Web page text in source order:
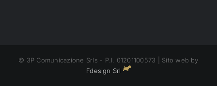
© 3P Comunicazione Srls - P.I. 01201100573 | Sito web by
Fdesign Srl